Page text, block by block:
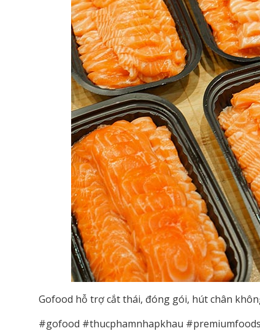
Gofood hỗ trợ cắt thái, đóng gói, hút chân
#gofood #thucphamnhapkhau